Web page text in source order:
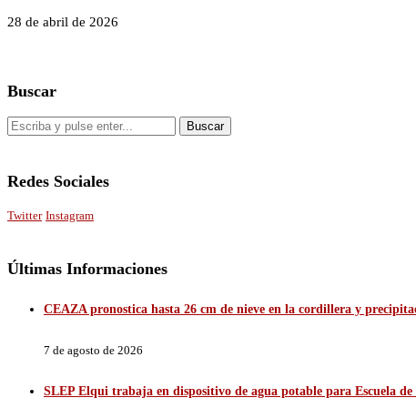
28 de abril de 2026
Buscar
Redes Sociales
Twitter Instagram
Últimas Informaciones
CEAZA pronostica hasta 26 cm de nieve en la cordillera y
7 de agosto de 2026
SLEP Elqui trabaja en dispositivo de agua potable para Escuela